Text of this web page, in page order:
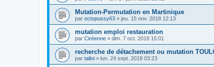
Mutation-Permutation en Martinique
par octopussy63 » jeu. 15 nov. 2018 12:13
mutation emploi restauration
par Ciréenne » dim. 7 oct. 2018 15:01
recherche de détachement ou mutation
par talini » lun. 24 sept. 2018 03:23